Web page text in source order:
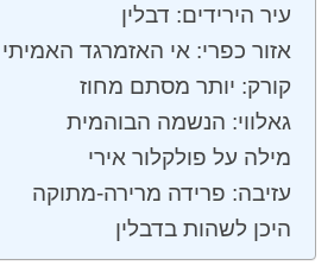
עיר הירידים: דבלין
אזור כפרי: אי האזמרגד האמיתי
קורק: יותר מסתם מחוז
גאלווי: הנשמה הבוהמית
מילה על פולקלור אירי
עזיבה: פרידה מרירה-מתוקה
היכן לשהות בדבלין